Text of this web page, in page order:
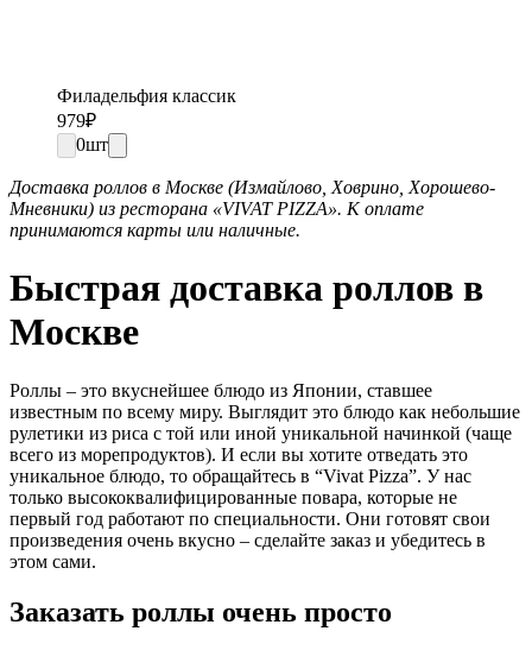
Филадельфия классик
979₽
0шт
Доставка роллов в Москве (Измайлово, Ховрино, Хорошево-
Мневники) из ресторана «VIVAT PIZZA». К оплате
принимаются карты или наличные.
Быстрая доставка роллов в
Москве
Роллы – это вкуснейшее блюдо из Японии, ставшее
известным по всему миру. Выглядит это блюдо как небольшие
рулетики из риса с той или иной уникальной начинкой (чаще
всего из морепродуктов). И если вы хотите отведать это
уникальное блюдо, то обращайтесь в “Vivat Pizza”. У нас
только высококвалифицированные повара, которые не
первый год работают по специальности. Они готовят свои
произведения очень вкусно – сделайте заказ и убедитесь в
этом сами.
Заказать роллы очень просто